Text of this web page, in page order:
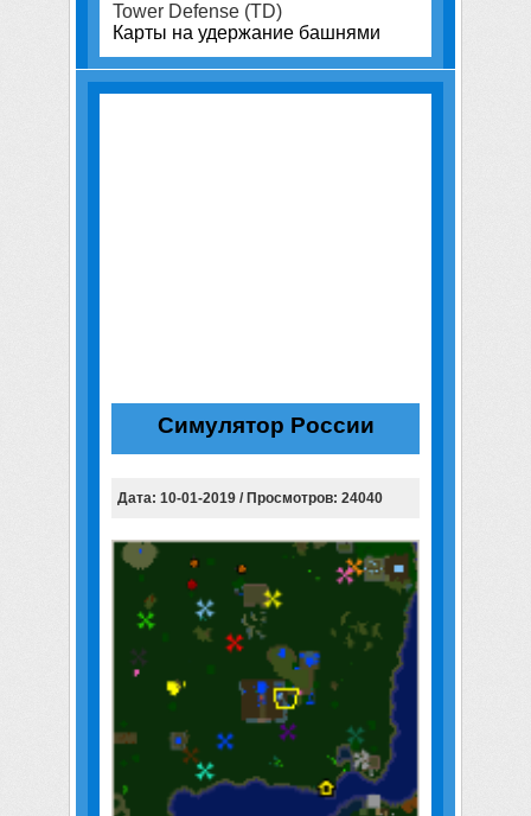
Tower Defense (TD)
Карты на удержание башнями
Симулятор России
Дата: 10-01-2019 / Просмотров: 24040